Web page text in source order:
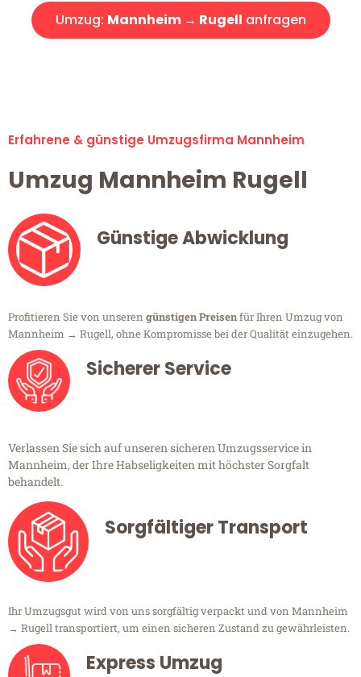
Umzug: Mannheim → Rugell anfragen
Erfahrene & günstige Umzugsfirma Mannheim
Umzug Mannheim Rugell
Günstige Abwicklung
Profitieren Sie von unseren günstigen Preisenfür Ihren Umzug von
Mannheim → Rugell, ohne Kompromisse bei der Qualität einzugehen.
Sicherer Service
Verlassen Sie sich auf unseren sicheren Umzugsservice in
Mannheim, der Ihre Habseligkeiten mit höchster Sorgfalt
behandelt.
Sorgfältiger Transport
Ihr Umzugsgut wird von uns sorgfältig verpackt und von Mannheim
→ Rugell transportiert, um einen sicheren Zustand zu gewährleisten.
Express Umzug